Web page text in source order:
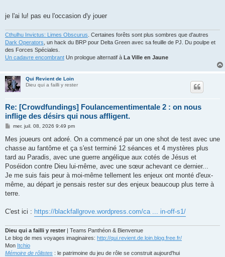
je l'ai lu! pas eu l'occasion d'y jouer
Cthulhu Invictus: Limes Obscurus . Certaines forêts sont plus sombres que d'autres
Dark Operators , un hack du BRP pour Delta Green avec sa feuille de PJ. Du poulpe et
des Forces Spéciales.
Un cadavre encombrant Un prologue alternatif à La Ville en Jaune
Qui Revient de Loin
Dieu qui a failli y rester
Re: [Crowdfundings] Foulancementimentale 2 : on nous
inflige des désirs qui nous affligent.
M
s
a
g
mer. juil. 08, 2026 9:49 pm
Mes joueurs ont adoré. On a commencé par un one shot de test avec une
chasse au fantôme et ça s'est terminé 12 séances et 4 mystères plus
tard au Paradis, avec une guerre angélique aux cotés de Jésus et
Poséidon contre Dieu lui-même, avec une sœur achevant ce dernier...
Je me suis fais peur à moi-même tellement les enjeux ont monté d'eux-
même, au départ je pensais rester sur des enjeux beaucoup plus terre à
terre.
C'est ici : https://blackfallgrove.wordpress.com/ca ... in-off-s1/
Dieu qui a failli y rester
| Teams Panthéon & Bienvenue
Le blog de mes voyages imaginaires: http://qui.revient.de.loin.blog.free.fr/
Mon Itchio
Mémoire de rôlistes : le patrimoine du jeu de rôle se construit aujourd'hui